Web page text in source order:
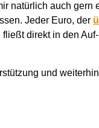
natürlich auch gern
Jeder Euro, der
direkt in den
und